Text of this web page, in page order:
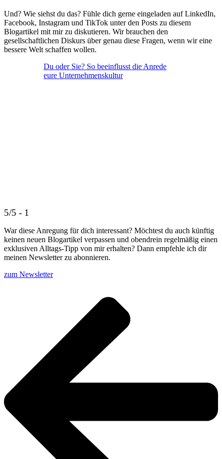
Und? Wie siehst du das? Fühle dich gerne eingeladen auf LinkedIn,
Facebook, Instagram und TikTok unter den Posts zu diesem
Blogartikel mit mir zu diskutieren. Wir brauchen den
gesellschaftlichen Diskurs über genau diese Fragen, wenn wir eine
bessere Welt schaffen wollen.
Du oder Sie? So beeinflusst die Anrede
eure Unternehmenskultur
5/5 - 1
War diese Anregung für dich interessant? Möchtest du auch künftig
keinen neuen Blogartikel verpassen und obendrein regelmäßig einen
exklusiven Alltags-Tipp von mir erhalten? Dann empfehle ich dir
meinen Newsletter zu abonnieren.
zum Newsletter